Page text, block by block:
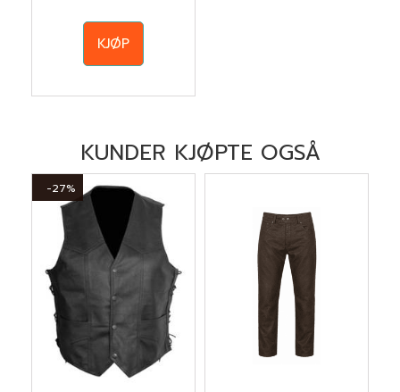
KJØP
KUNDER KJØPTE OGSÅ
-27%